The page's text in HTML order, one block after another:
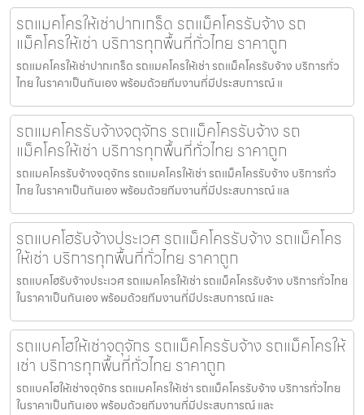
รถแมคโครให้เช่าปากเกร็ด รถแม็คโครรับจ้าง รถ
แม็คโครให้เช่า บริการทุกพื้นที่ทั่วไทย ราคาถูก
รถแมคโครให้เช่าปากเกร็ด รถแมคโครให้เช่า รถแม็คโครรับจ้าง บริการทั่ว
ไทย ในราคาเป็นกันเอง พร้อมด้วยทีมงานที่มีประสบการณ์ แ
รถแมคโครรับจ้างจตุจักร รถแม็คโครรับจ้าง รถ
แม็คโครให้เช่า บริการทุกพื้นที่ทั่วไทย ราคาถูก
รถแมคโครรับจ้างจตุจักร รถแมคโครให้เช่า รถแม็คโครรับจ้าง บริการทั่ว
ไทย ในราคาเป็นกันเอง พร้อมด้วยทีมงานที่มีประสบการณ์ แล
รถแบคโฮรับจ้างประเวศ รถแม็คโครรับจ้าง รถแม็คโคร
ให้เช่า บริการทุกพื้นที่ทั่วไทย ราคาถูก
รถแบคโฮรับจ้างประเวศ รถแมคโครให้เช่า รถแม็คโครรับจ้าง บริการทั่วไทย
ในราคาเป็นกันเอง พร้อมด้วยทีมงานที่มีประสบการณ์ และ
รถแบคโฮให้เช่าจตุจักร รถแม็คโครรับจ้าง รถแม็คโครให้
เช่า บริการทุกพื้นที่ทั่วไทย ราคาถูก
รถแบคโฮให้เช่าจตุจักร รถแมคโครให้เช่า รถแม็คโครรับจ้าง บริการทั่วไทย
ในราคาเป็นกันเอง พร้อมด้วยทีมงานที่มีประสบการณ์ และ